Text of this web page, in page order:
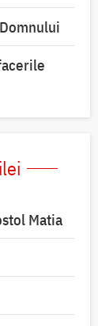
Matia